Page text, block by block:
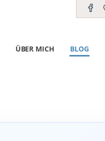
ÜBER MICH BLOG